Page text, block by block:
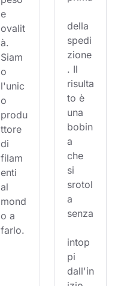
e
ovalit
à.
Siam
o
l'unic
o
produ
ttore
di
filam
enti
al
mond
o a
farlo.
della
spedi
zione
. Il
risulta
to è
una
bobin
a
che
si
srotol
a
senza
intop
pi
dall'in